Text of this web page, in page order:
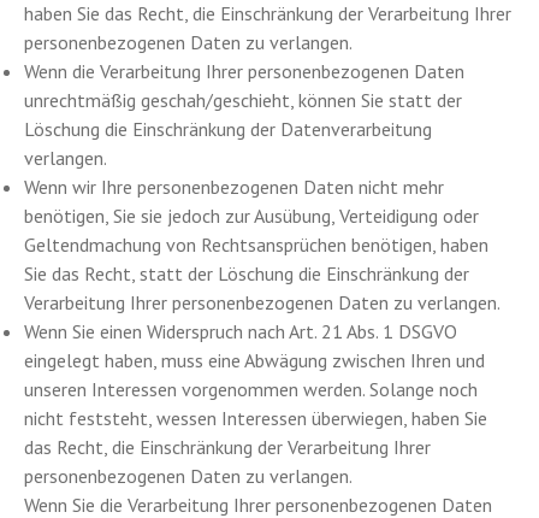
haben Sie das Recht, die Einschränkung der Verarbeitung Ihrer
personenbezogenen Daten zu verlangen.
Wenn die Verarbeitung Ihrer personenbezogenen Daten
unrechtmäßig geschah/geschieht, können Sie statt der
Löschung die Einschränkung der Datenverarbeitung
verlangen.
Wenn wir Ihre personenbezogenen Daten nicht mehr
benötigen, Sie sie jedoch zur Ausübung, Verteidigung oder
Geltendmachung von Rechtsansprüchen benötigen, haben
Sie das Recht, statt der Löschung die Einschränkung der
Verarbeitung Ihrer personenbezogenen Daten zu verlangen.
Wenn Sie einen Widerspruch nach Art. 21 Abs. 1 DSGVO
eingelegt haben, muss eine Abwägung zwischen Ihren und
unseren Interessen vorgenommen werden. Solange noch
nicht feststeht, wessen Interessen überwiegen, haben Sie
das Recht, die Einschränkung der Verarbeitung Ihrer
personenbezogenen Daten zu verlangen.
Wenn Sie die Verarbeitung Ihrer personenbezogenen Daten